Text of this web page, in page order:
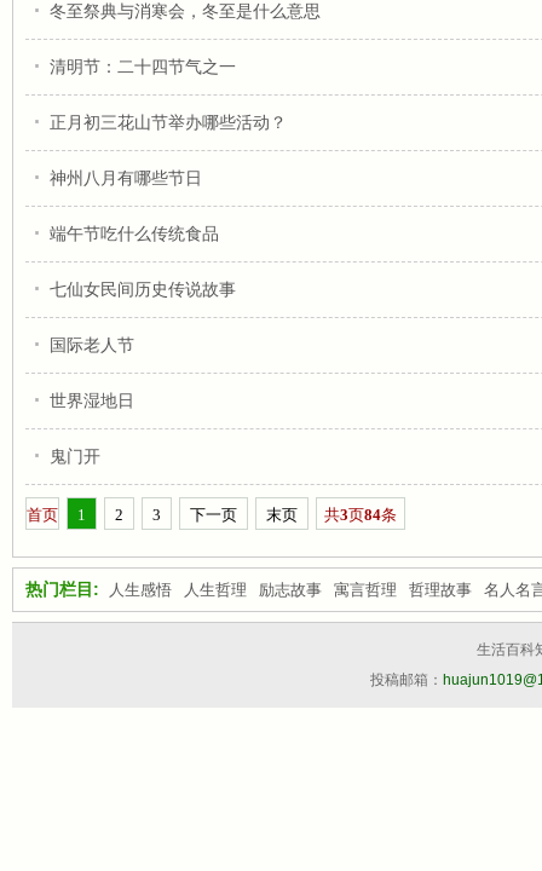
冬至祭典与消寒会，冬至是什么意思
清明节：二十四节气之一
正月初三花山节举办哪些活动？
神州八月有哪些节日
端午节吃什么传统食品
七仙女民间历史传说故事
国际老人节
世界湿地日
鬼门开
首页 1 2 3 下一页 末页 共3页84条
热门栏目: 人生感悟 人生哲理 励志故事 寓言哲理 哲理故事 名人名
生活百科
投稿邮箱：